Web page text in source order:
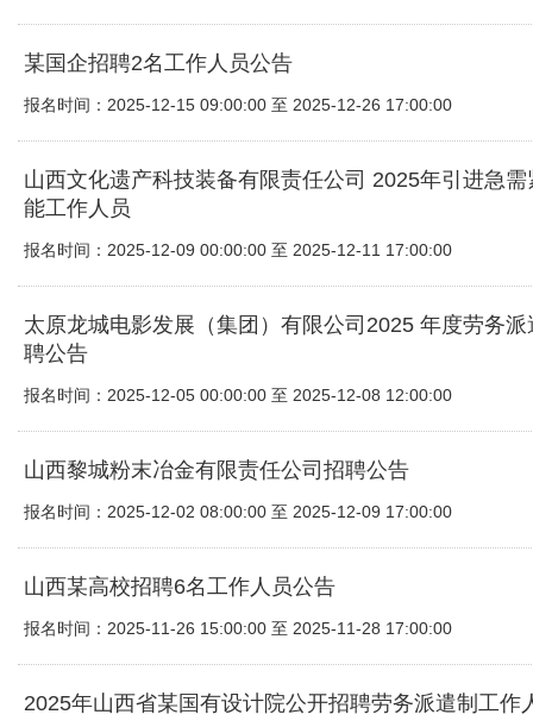
某国企招聘2名工作人员公告
报名时间：2025-12-15 09:00:00 至 2025-12-26 17:00:00
山西文化遗产科技装备有限责任公司 2025年引进急需
能工作人员
报名时间：2025-12-09 00:00:00 至 2025-12-11 17:00:00
太原龙城电影发展（集团）有限公司2025 年度劳务派
聘公告
报名时间：2025-12-05 00:00:00 至 2025-12-08 12:00:00
山西黎城粉末冶金有限责任公司招聘公告
报名时间：2025-12-02 08:00:00 至 2025-12-09 17:00:00
山西某高校招聘6名工作人员公告
报名时间：2025-11-26 15:00:00 至 2025-11-28 17:00:00
2025年山西省某国有设计院公开招聘劳务派遣制工作